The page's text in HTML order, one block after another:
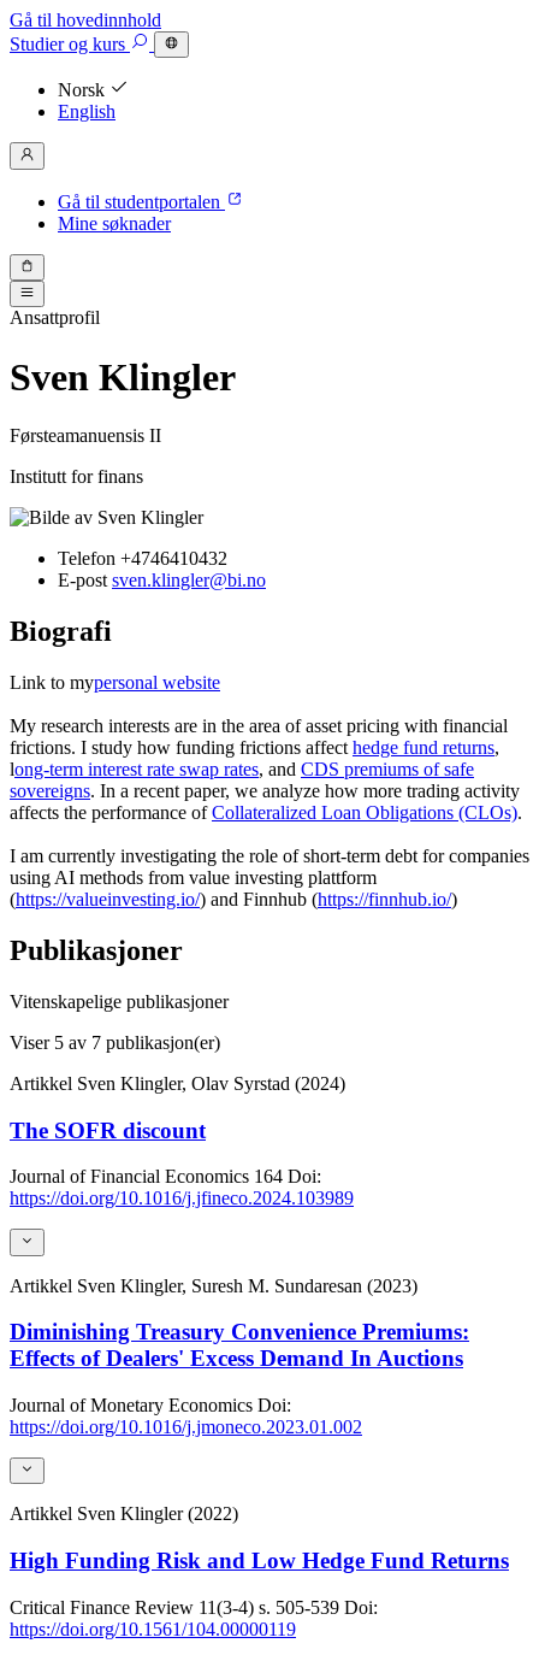
Gå til hovedinnhold
Studierog kurs
Norsk
English
Gå til studentportalen
Mine søknader
Ansattprofil
Sven Klingler
Førsteamanuensis II
Institutt for finans
Telefon +4746410432
E-post sven.klingler@bi.no
Biografi
Link to mypersonal website
My research interests are in the area of asset pricing with financial
frictions. I study how funding frictions affect hedge fund returns,
long-term interest rate swap rates, and CDS premiums of safe
sovereigns. In a recent paper, we analyze how more trading activity
affects the performance ofCollateralized Loan Obligations (CLOs).
I am currently investigating the role of short-term debt for companies
using AI methods from value investing plattform
(https://valueinvesting.io/) and Finnhub (https://finnhub.io/)
Publikasjoner
Vitenskapelige publikasjoner
Viser 5 av 7 publikasjon(er)
Artikkel Sven Klingler, Olav Syrstad (2024)
The SOFR discount
Journal of Financial Economics 164 Doi:
https://doi.org/10.1016/j.jfineco.2024.103989
Artikkel Sven Klingler, Suresh M. Sundaresan (2023)
Diminishing Treasury Convenience Premiums:
Effects of Dealers' Excess Demand In Auctions
Journal of Monetary Economics Doi:
https://doi.org/10.1016/j.jmoneco.2023.01.002
Artikkel Sven Klingler (2022)
High Funding Risk and Low Hedge Fund Returns
Critical Finance Review 11(3-4) s. 505-539 Doi:
https://doi.org/10.1561/104.00000119